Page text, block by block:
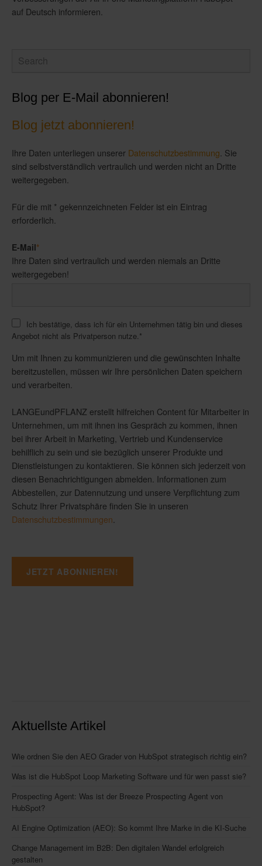
auf Deutsch informieren.
Blog per E-Mail abonnieren!
Blog jetzt abonnieren!
Ihre Daten unterliegen unserer Datenschutzbestimmung . Sie
sind selbstverständlich vertraulich und werden nicht an Dritte
weitergegeben.
Für die mit * gekennzeichneten Felder ist ein Eintrag
erforderlich.
E-Mail*
Ihre Daten sind vertraulich und werden niemals an Dritte
weitergegeben!
Ich bestätige, dass ich für ein Unternehmen tätig bin und dieses
Angebot nicht als Privatperson nutze. *
Um mit Ihnen zu kommunizieren und die gewünschten Inhalte
bereitzustellen, müssen wir Ihre persönlichen Daten speichern
und verarbeiten.
LANGEundPFLANZ erstellt hilfreichen Content für Mitarbeiter in
Unternehmen, um mit ihnen ins Gespräch zu kommen, ihnen
bei ihrer Arbeit in Marketing, Vertrieb und Kundenservice
behilflich zu sein und sie bezüglich unserer Produkte und
Dienstleistungen zu kontaktieren. Sie können sich jederzeit von
diesen Benachrichtigungen abmelden. Informationen zum
Abbestellen, zur Datennutzung und unsere Verpflichtung zum
Schutz Ihrer Privatsphäre finden Sie in unseren
Datenschutzbestimmungen
Aktuellste Artikel
Wie ordnen Sie den AEO Grader von HubSpot strategisch richtig ein?
Was ist die HubSpot Loop Marketing Software und für wen passt sie?
Prospecting Agent: Was ist der Breeze Prospecting Agent von
HubSpot?
AI Engine Optimization (AEO): So kommt Ihre Marke in die KI-Suche
Change Management im B2B: Den digitalen Wandel erfolgreich
gestalten